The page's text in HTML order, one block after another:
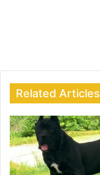
Related Articles